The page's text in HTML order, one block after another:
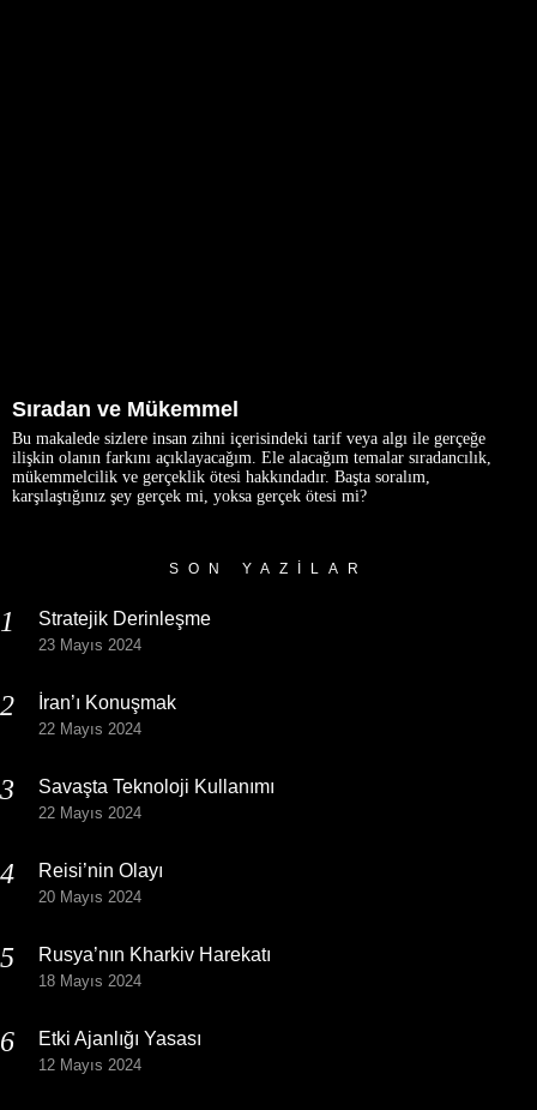
Sıradan ve Mükemmel
Bu makalede sizlere insan zihni içerisindeki tarif veya algı ile gerçeğe
ilişkin olanın farkını açıklayacağım. Ele alacağım temalar sıradancılık,
mükemmelcilik ve gerçeklik ötesi hakkındadır. Başta soralım,
karşılaştığınız şey gerçek mi, yoksa gerçek ötesi mi?
SON YAZILAR
Stratejik Derinleşme
23 Mayıs 2024
İran’ı Konuşmak
22 Mayıs 2024
Savaşta Teknoloji Kullanımı
22 Mayıs 2024
Reisi’nin Olayı
20 Mayıs 2024
Rusya’nın Kharkiv Harekatı
18 Mayıs 2024
Etki Ajanlığı Yasası
12 Mayıs 2024